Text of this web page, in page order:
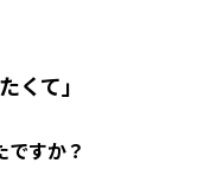
くて」
ですか？